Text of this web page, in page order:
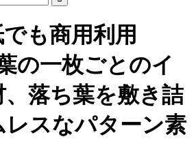
も商用利用
の一枚ごとのイ
落ち葉を敷き詰
レスなパターン素